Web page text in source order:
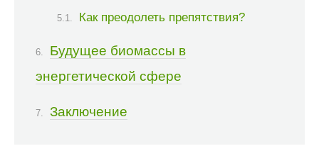
Как преодолеть препятствия?
Будущее биомассы в
энергетической сфере
Заключение